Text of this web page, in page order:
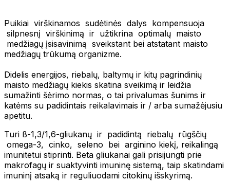
Puikiai virškinamos sudėtinės dalys kompensuoja
silpnesnį virškinimą ir užtikrina optimalų maisto
medžiagų įsisavinimą sveikstant bei atstatant maisto
medžiagų trūkumą organizme.
Didelis energijos, riebalų, baltymų ir kitų pagrindinių
maisto medžiagų kiekis skatina sveikimą ir leidžia
sumažinti šėrimo normas, o tai privalumas šunims ir
katėms su padidintais reikalavimais ir / arba sumažėjusiu
apetitu.
Turi ß-1,3/1,6-gliukanų ir padidintą riebalų rūgščių
omega-3, cinko, seleno bei arginino kiekį, reikalingą
imunitetui stiprinti. Beta gliukanai gali prisijungti prie
makrofagų ir suaktyvinti imuninę sistemą, taip skatindami
imuninį atsaką ir reguliuodami citokinų išskyrimą.